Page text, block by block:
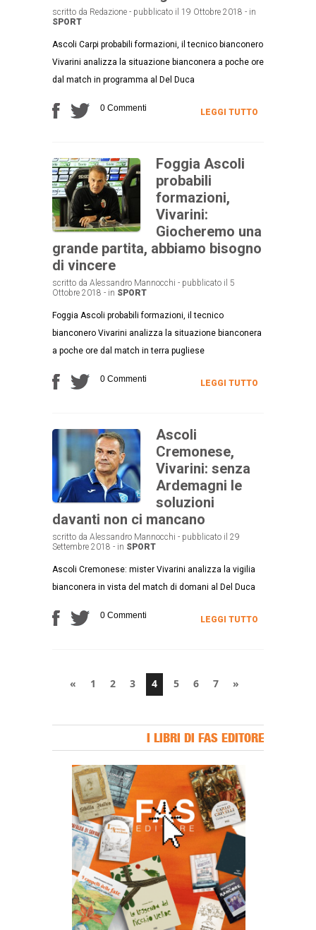
scritto da Redazione - pubblicato il 19 Ottobre 2018 - in
SPORT
Ascoli Carpi probabili formazioni, il tecnico bianconero
Vivarini analizza la situazione bianconera a poche ore
dal match in programma al Del Duca
0 Commenti LEGGI TUTTO
Foggia Ascoli
probabili
formazioni,
Vivarini:
Giocheremo una
grande partita, abbiamo bisogno
di vincere
scritto da Alessandro Mannocchi - pubblicato il 5
Ottobre 2018 - in SPORT
Foggia Ascoli probabili formazioni, il tecnico
bianconero Vivarini analizza la situazione bianconera
a poche ore dal match in terra pugliese
0 Commenti LEGGI TUTTO
Ascoli
Cremonese,
Vivarini: senza
Ardemagni le
soluzioni
davanti non ci mancano
scritto da Alessandro Mannocchi - pubblicato il 29
Settembre 2018 - in SPORT
Ascoli Cremonese: mister Vivarini analizza la vigilia
bianconera in vista del match di domani al Del Duca
0 Commenti LEGGI TUTTO
« 1 2 3 4 5 6 7 »
I LIBRI DI FAS EDITORE